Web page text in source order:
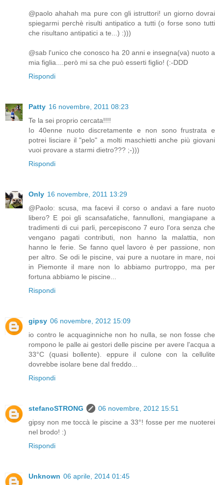
@paolo ahahah ma pure con gli istruttori! un giorno dovrai
spiegarmi perchè risulti antipatico a tutti (o forse sono tutti
che risultano antipatici a te...) :)))
@sab l'unico che conosco ha 20 anni e insegna(va) nuoto a
mia figlia....però mi sa che può esserti figlio! (:-DDD
Rispondi
Patty 16 novembre, 2011 08:23
Te la sei proprio cercata!!!!
Io 40enne nuoto discretamente e non sono frustrata e
potrei lisciare il "pelo" a molti maschietti anche più giovani
vuoi provare a starmi dietro??? ;-)))
Rispondi
Only 16 novembre, 2011 13:29
@Paolo: scusa, ma facevi il corso o andavi a fare nuoto
libero? E poi gli scansafatiche, fannulloni, mangiapane a
tradimenti di cui parli, percepiscono 7 euro l'ora senza che
vengano pagati contributi, non hanno la malattia, non
hanno le ferie. Se fanno quel lavoro è per passione, non
per altro. Se odi le piscine, vai pure a nuotare in mare, noi
in Piemonte il mare non lo abbiamo purtroppo, ma per
fortuna abbiamo le piscine...
Rispondi
gipsy 06 novembre, 2012 15:09
io contro le acquaginniche non ho nulla, se non fosse che
rompono le palle ai gestori delle piscine per avere l'acqua a
33°C (quasi bollente). eppure il culone con la cellulite
dovrebbe isolare bene dal freddo...
Rispondi
stefanoSTRONG
06 novembre, 2012 15:51
gipsy non me toccà le piscine a 33°! fosse per me nuoterei
nel brodo! :)
Rispondi
Unknown 06 aprile, 2014 01:45